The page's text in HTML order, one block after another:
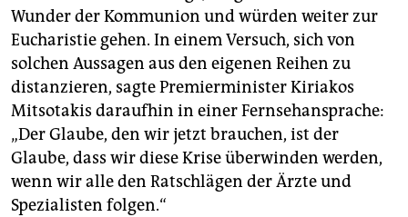
Wunder der Kommunion und würden weiter zur
Eucharistie gehen. In einem Versuch, sich von
solchen Aussagen aus den eigenen Reihen zu
distanzieren, sagte Premierminister Kiriakos
Mitsotakis daraufhin in einer Fernsehansprache:
„Der Glaube, den wir jetzt brauchen, ist der
Glaube, dass wir diese Krise überwinden werden,
wenn wir alle den Ratschlägen der Ärzte und
Spezialisten folgen.“